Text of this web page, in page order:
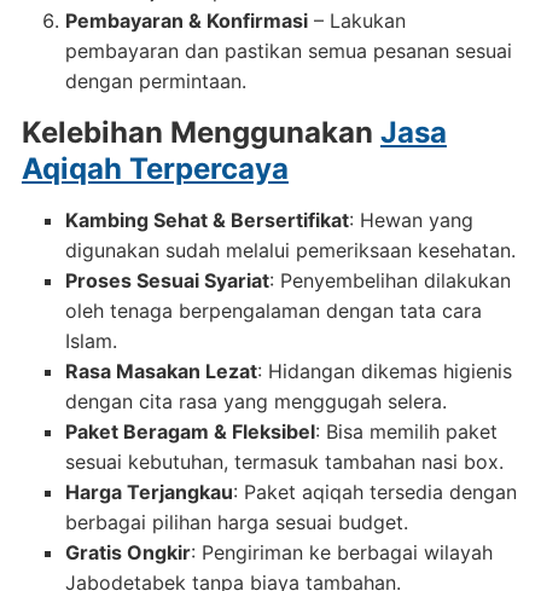
Pembayaran & Konfirmasi– Lakukan
pembayaran dan pastikan semua pesanan sesuai
dengan permintaan.
Kelebihan Menggunakan Jasa
Aqiqah Terpercaya
Kambing Sehat & Bersertifikat: Hewan yang
digunakan sudah melalui pemeriksaan kesehatan.
Proses Sesuai Syariat: Penyembelihan dilakukan
oleh tenaga berpengalaman dengan tata cara
Islam.
Rasa Masakan Lezat: Hidangan dikemas higienis
dengan cita rasa yang menggugah selera.
Paket Beragam & Fleksibel: Bisa memilih paket
sesuai kebutuhan, termasuk tambahan nasi box.
Harga Terjangkau: Paket aqiqah tersedia dengan
berbagai pilihan harga sesuai budget.
Gratis Ongkir: Pengiriman ke berbagai wilayah
Jabodetabek tanpa biaya tambahan.